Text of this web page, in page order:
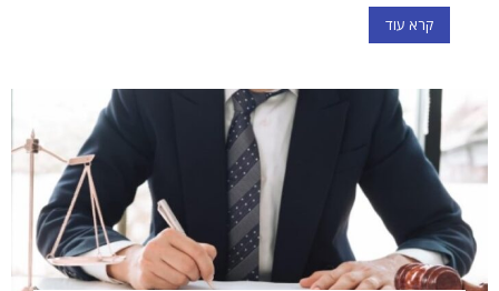
קרא עוד